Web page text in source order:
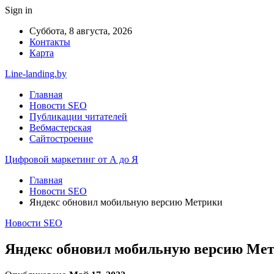
Sign in
Суббота, 8 августа, 2026
Контакты
Карта
Line-landing.by
Главная
Новости SEO
Публикации читателей
Вебмастерская
Сайтостроение
Цифровой маркетинг от А до Я
Главная
Новости SEO
Яндекс обновил мобильную версию Метрики
Новости SEO
Яндекс обновил мобильную версию